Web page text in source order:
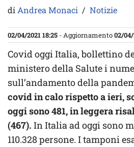
diAndrea Monaci Notizie
02/04/2021 18:25 - Aggiornamento02/04/
Covid oggi Italia, bollettino
ministero della Salute i
sull’andamento della
covid in calo rispetto a ieri,
oggi sono 481, in leggera
(467). In Italia ad oggi sono
110.328 persone. I tamponi